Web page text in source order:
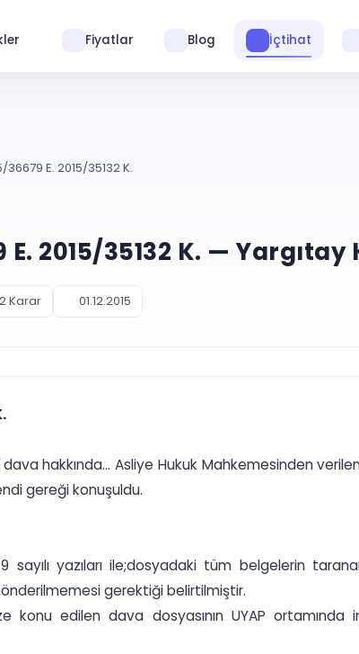
Fiyatlar Blog İçtihat
E. 2015/35132 K.
2015/35132 K. — Yargıtay
Karar 01.12.2015
hakkında... Asliye Hukuk Mahkemesinden
gereği konuşuldu.
sayılı yazıları ile;dosyadaki tüm belgelerin
gerektiği belirtilmiştir.
edilen dava dosyasının UYAP ortamında